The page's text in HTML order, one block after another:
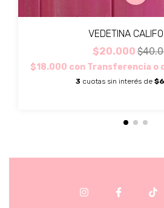
VEDETINA
$20.000
$18.000 con Transferencia o
3 cuotas sin interés de